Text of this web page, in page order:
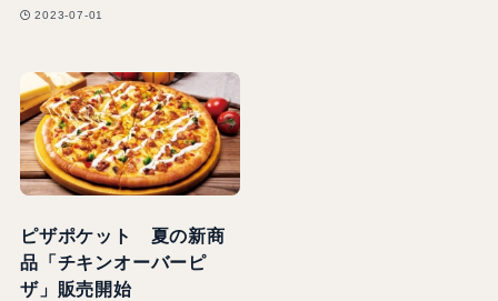
2023-07-01
ピザポケット 夏の新商
品「チキンオーバーピ
ザ」販売開始